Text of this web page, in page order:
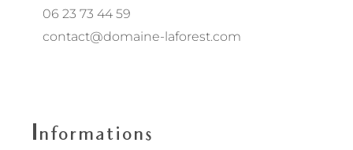
06 23 73 44 59
contact@domaine-laforest.com
Informations